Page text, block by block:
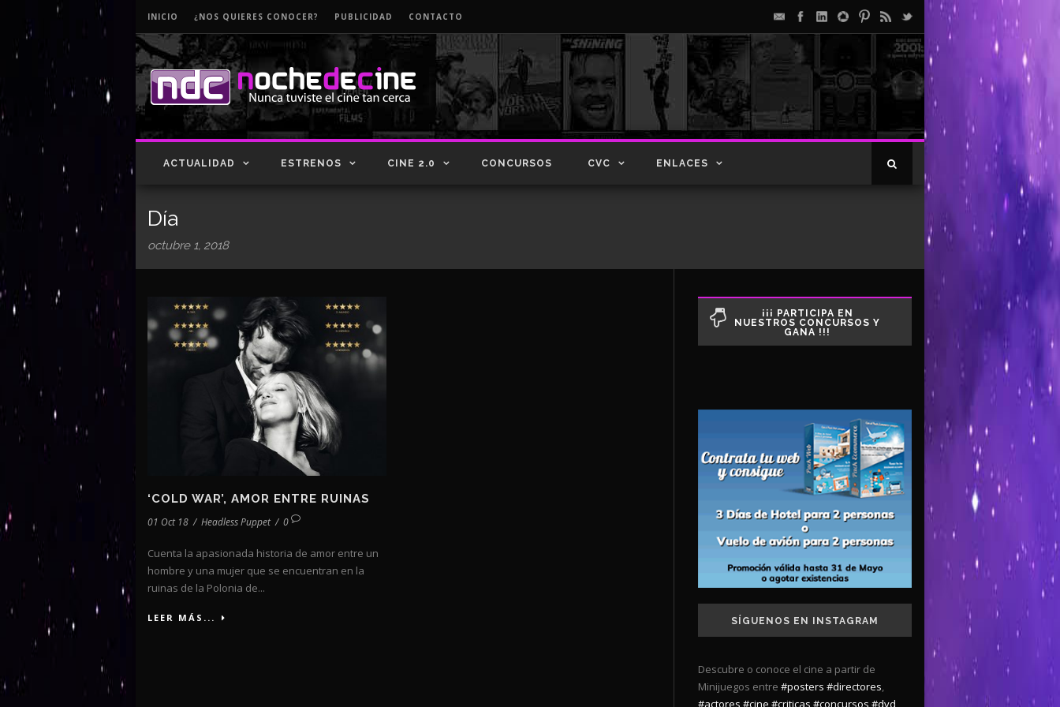
INICIO ¿NOS QUIERES CONOCER? PUBLICIDAD CONTACTO
ACTUALIDAD ESTRENOS CINE 2.0 CONCURSOS CVC ENLACES
Día
octubre 1, 2018
‘COLD WAR’, AMOR ENTRE RUINAS
01 Oct 18 / Headless Puppet / 0
Cuenta la apasionada historia de amor entre un
hombre y una mujer que se encuentran en la
ruinas de la Polonia de...
LEER MÁS...
¡¡¡ PARTICIPA EN
NUESTROS CONCURSOS Y
GANA !!!
SÍGUENOS EN INSTAGRAM
Descubre o conoce el cine a partir de
Minijuegos entre #posters #directores,
#actores #cine #criticas #concursos #dvd